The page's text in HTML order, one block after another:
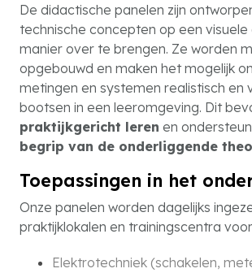
De didactische panelen zijn
technische concepten op een visuele
manier over te brengen. Ze worden
opgebouwd en maken het mogelijk
metingen en systemen realistisch en
bootsen in een leeromgeving. Dit
praktijkgericht leren en
begrip van de onderliggende
Toepassingen in het
Onze panelen worden dagelijks
praktijklokalen en trainingscentra
Elektrotechniek (schakelen,